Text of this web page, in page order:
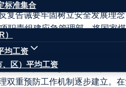
标准集合
均工资
区）平均工资
复告诫要牢固树立安全发展理
职责组建应急管理部，将国家
。中共中央、国务院出台了
责、一岗双责、齐抓共管、失
项整治持续稳步推进。科技强
双重预防工作机制逐步建立。